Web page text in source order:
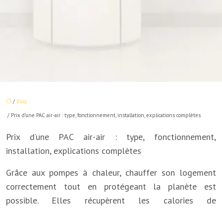
/ Blog
/ Prix d’une PAC air-air : type, fonctionnement, installation, explications complètes
Prix d’une PAC air-air : type, fonctionnement,
installation, explications complètes
Grâce aux pompes à chaleur, chauffer son logement
correctement tout en protégeant la planète est
possible. Elles récupèrent les calories de